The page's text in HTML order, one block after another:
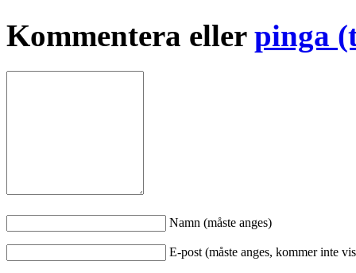
Kommentera eller pinga
Namn (måste anges)
E-post (måste anges, kommer inte